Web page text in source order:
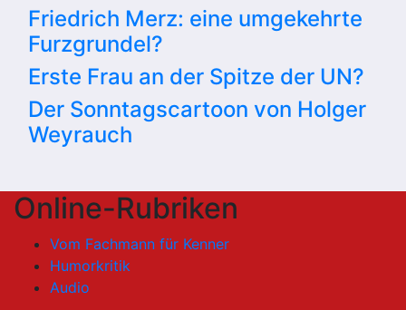
Friedrich Merz: eine umgekehrte
Furzgrundel?
Erste Frau an der Spitze der UN?
Der Sonntagscartoon von Holger
Weyrauch
Online-Rubriken
Vom Fachmann für Kenner
Humorkritik
Audio